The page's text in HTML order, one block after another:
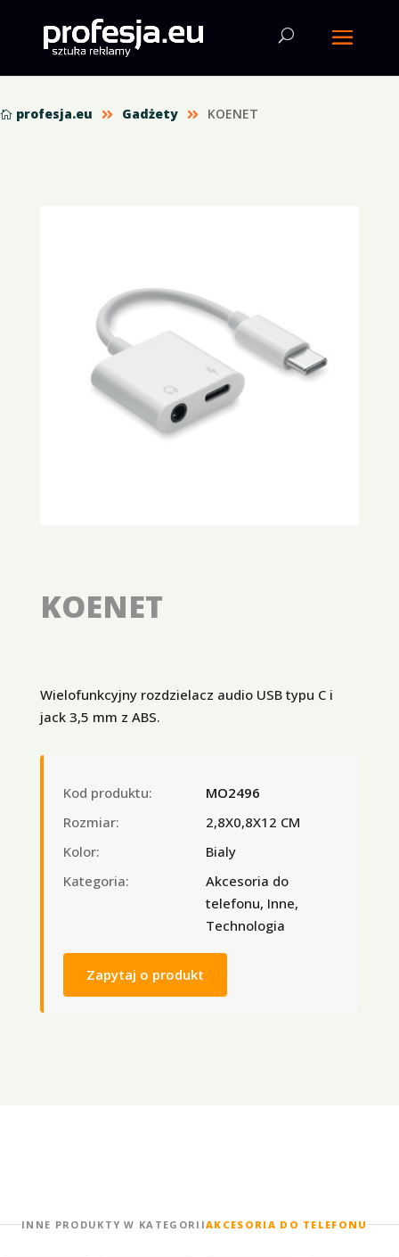
 profesja.eu  Gadżety  KOENET
KOENET
Wielofunkcyjny rozdzielacz audio USB typu C i
jack 3,5 mm z ABS.
Kod produktu:
MO2496
Rozmiar:
2,8X0,8X12 CM
Kolor:
Bialy
Kategoria:
Akcesoria do
telefonu, Inne,
Technologia
Zapytaj o produkt
INNE PRODUKTY W KATEGORIIAKCESORIA DO TELEFONU